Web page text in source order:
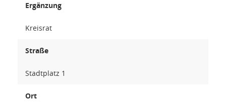
Ergänzung
Kreisrat
Straße
Stadtplatz 1
Ort